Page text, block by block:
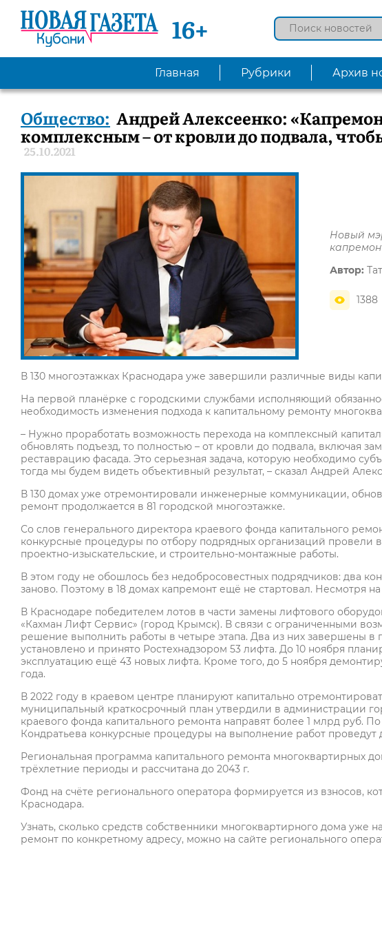
16+
Главная Рубрики Архив
Общество: Андрей Алексеенко:
комплексным – от кровли до подвала,
25.10.2021
Новый
Автор:
1388
В 130 многоэтажках Краснодара уже завершили различные виды
На первой планёрке с городскими службами исполняющий
необходимость изменения подхода к капитальному ремонту
– Нужно проработать возможность перехода на комплексный
обновлять подъезд, то полностью – от кровли до подвала, включая
реставрацию фасада. Это серьезная задача, которую необходимо
тогда мы будем видеть объективный результат, – сказал Андрей
В 130 домах уже отремонтировали инженерные коммуникации,
ремонт продолжается в 81 городской многоэтажке.
Со слов генерального директора краевого фонда капитального
конкурсные процедуры по отбору подрядных организаций провели
проектно-изыскательские, и строительно-монтажные работы.
В этом году не обошлось без недобросовестных подрядчиков: два
заново. Поэтому в 18 домах капремонт ещё не стартовал. Несмотря
В Краснодаре победителем лотов в части замены лифтового
«Кахман Лифт Сервис» (город Крымск). В связи с ограниченными
решение выполнить работы в четыре этапа. Два из них завершены в
установлено и принято Ростехнадзором 53 лифта. До 10 ноября
эксплуатацию ещё 43 новых лифта. Кроме того, до 5 ноября
года.
В 2022 году в краевом центре планируют капитально
муниципальный краткосрочный план утвердили в администрации
краевого фонда капитального ремонта направят более 1 млрд руб.
Кондратьева конкурсные процедуры на выполнение работ проведут
Региональная программа капитального ремонта многоквартирных
трёхлетние периоды и рассчитана до 2043 г.
Фонд на счёте регионального оператора формируется из взносов,
Краснодара.
Узнать, сколько средств собственники многоквартирного дома уже
ремонт по конкретному адресу, можно на сайте регионального